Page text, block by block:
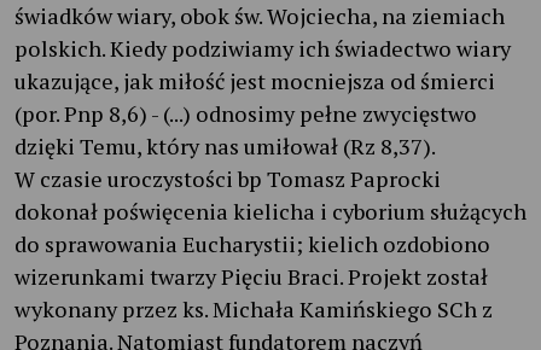
świadków wiary, obok św. Wojciecha, na ziemiach
polskich. Kiedy podziwiamy ich świadectwo wiary
ukazujące, jak miłość jest mocniejsza od śmierci
(por. Pnp 8,6) - (...) odnosimy pełne zwycięstwo
dzięki Temu, który nas umiłował (Rz 8,37).
W czasie uroczystości bp Tomasz Paprocki
dokonał poświęcenia kielicha i cyborium służących
do sprawowania Eucharystii; kielich ozdobiono
wizerunkami twarzy Pięciu Braci. Projekt został
wykonany przez ks. Michała Kamińskiego SCh z
Poznania. Natomiast fundatorem naczyń